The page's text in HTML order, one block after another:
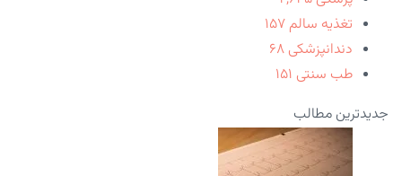
تغذیه سالم ۱۵۷
دندانپزشکی ۶۸
طب سنتی ۱۵۱
جدیدترین مطالب